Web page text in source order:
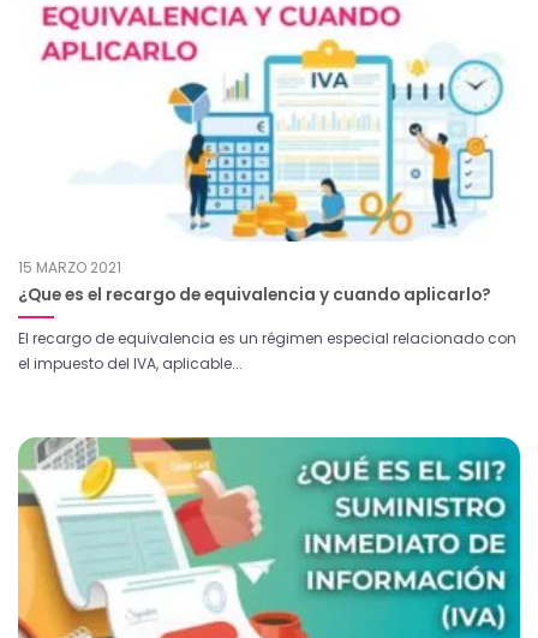
15 MARZO 2021
¿Que es el recargo de equivalencia y cuando aplicarlo?
El recargo de equivalencia es un régimen especial relacionado con
el impuesto del IVA, aplicable...